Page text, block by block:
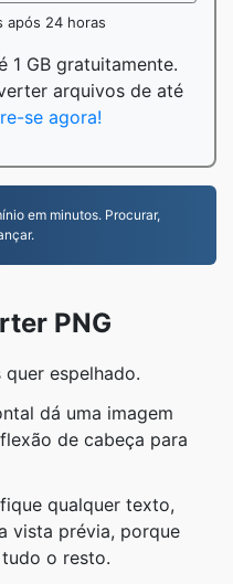
após 24 horas
1 GB gratuitamente.
arquivos de até
se agora!
em minutos. Procurar,
PNG
quer espelhado.
dá uma imagem
de cabeça para
qualquer texto,
vista prévia, porque
o resto.